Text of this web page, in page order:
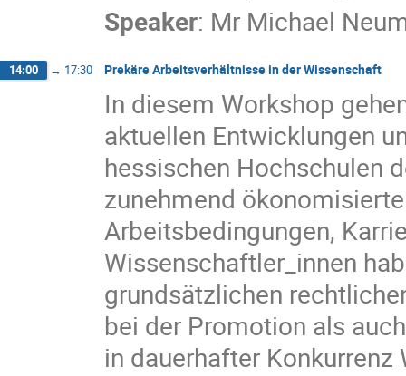
Speaker: Mr Michael
14:00 → 17:30 Prekäre Arbeitsverhältnisse in der Wissenschaft
In diesem Workshop
aktuellen Entwicklungen
hessischen Hochschulen
zunehmend
Arbeitsbedingungen,
Wissenschaftler_innen
grundsätzlichen
bei der Promotion als
in dauerhafter